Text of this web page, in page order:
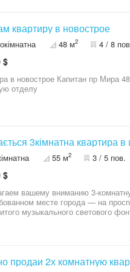
квартиру в новострое
48 м2 4 / 8
$
пр Мира 48 м плюс кладовка 9 м АГВ Ппод
отделу
3кімнатна квартира в
55 м2 3 / 5 пов.
$
вашему вниманию 3-
месте города — на
музыкального светового
этаж: 3-й этаж 5-этажного
фонтан — вы будете в центре
продаи 2х комнатную